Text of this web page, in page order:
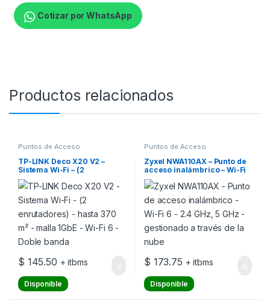
Cotizar por WhatsApp
Productos relacionados
Puntos de Acceso
TP-LINK Deco X20 V2 –
Sistema Wi-Fi – (2
enrutadores) – hasta 370 m²
– malla 1GbE – Wi-Fi 6 –
Doble banda
$ 145.50 + itbms
Disponible
Puntos de Acceso
Zyxel NWA110AX – Punto de
acceso inalámbrico – Wi-Fi
6 – 2.4 GHz, 5 GHz –
gestionado a través de la
nube
$ 173.75 + itbms
Disponible